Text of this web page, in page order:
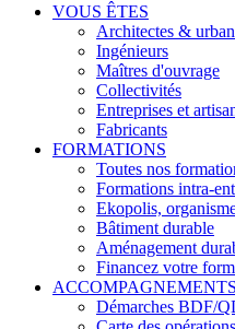
VOUS ÊTES
Architectes &
Ingénieurs
Maîtres d'ouvrage
Collectivités
Entreprises et
Fabricants
FORMATIONS
Toutes nos
Formations intra-
Ekopolis,
Bâtiment durable
Aménagement
Financez votre
ACCOMPAGNEMENTS
Démarches BDF/